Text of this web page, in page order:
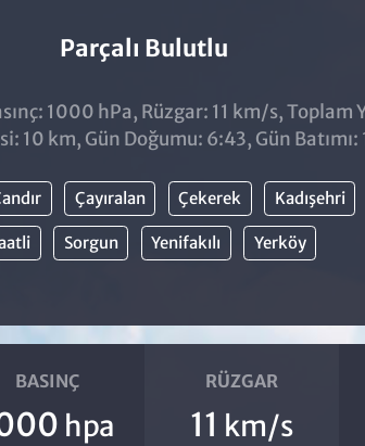
Parçalı Bulutlu
1000 hPa, Rüzgar: 11 km/s, Toplam
10 km, Gün Doğumu: 6:43, Gün Batımı:
Çayıralan Çekerek Kadışehri
Sorgun Yenifakılı Yerköy
BASINÇ
hpa
RÜZGAR
11 km/s